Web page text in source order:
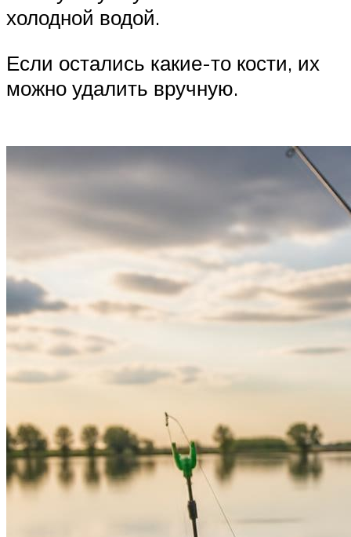
холодной водой.
Если остались какие-то кости, их
можно удалить вручную.